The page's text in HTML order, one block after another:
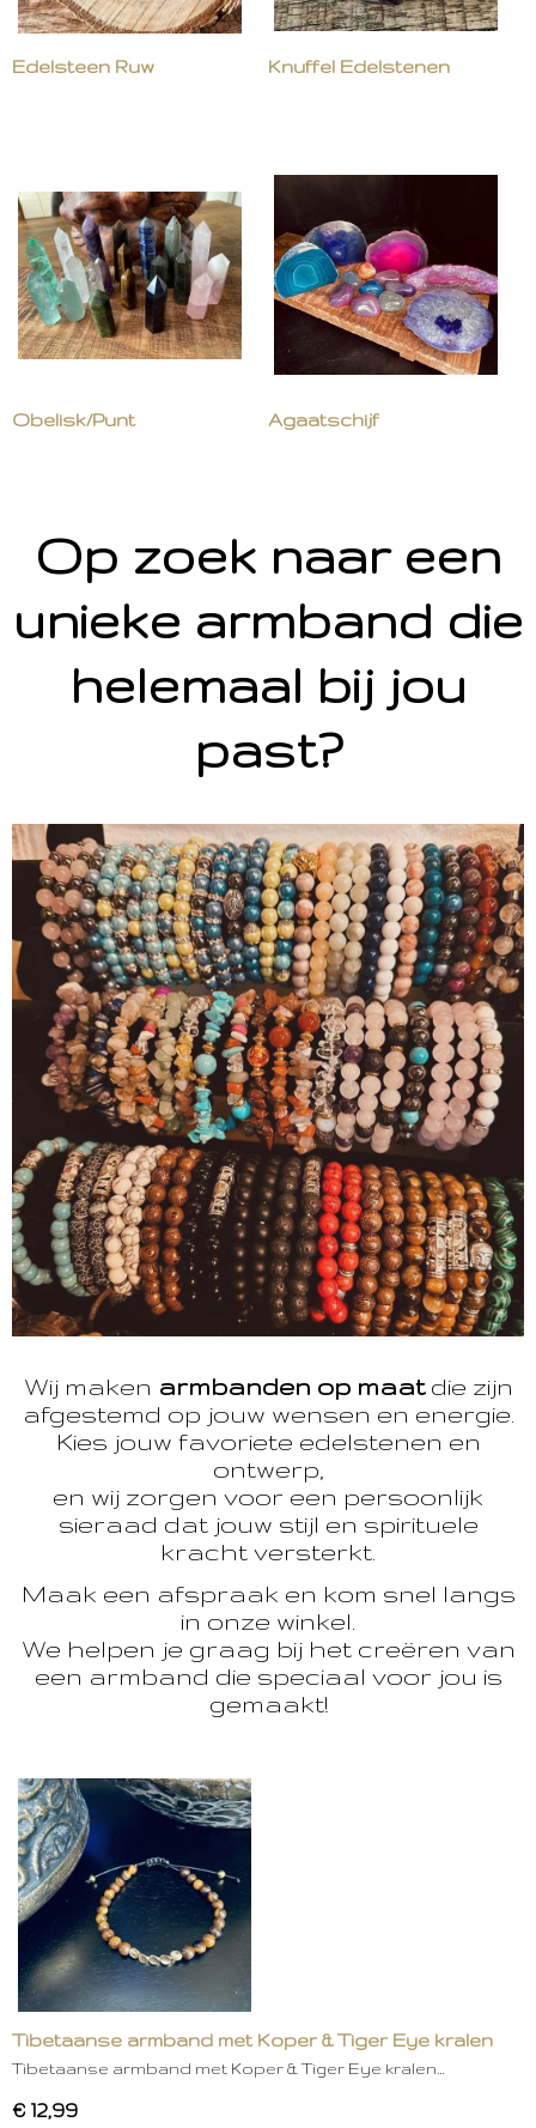
Edelsteen Ruw Knuffel Edelstenen
Obelisk/Punt Agaatschijf
Op zoek naar een
unieke armband die
helemaal bij jou
past?
Wij maken armbanden op maatdie zijn
afgestemd op jouw wensen en energie.
Kies jouw favoriete edelstenen en
ontwerp,
en wij zorgen voor een persoonlijk
sieraad dat jouw stijl en spirituele
kracht versterkt.
Maak een afspraak en kom snel langs
in onze winkel.
We helpen je graag bij het creëren van
een armband die speciaal voor jou is
gemaakt!
Tibetaanse armband met Koper & Tiger Eye kralen
Tibetaanse armband met Koper & Tiger Eye kralen…
€ 12,99